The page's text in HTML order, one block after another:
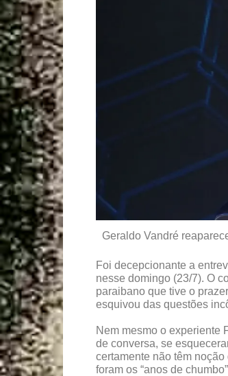
Geraldo Vandré
Foi decepcionante a
nesse domingo (23/7). O
paraibano que tive o
esquivou das questões
Nem mesmo o experiente
de conversa, se
certamente não têm
foram os “anos de